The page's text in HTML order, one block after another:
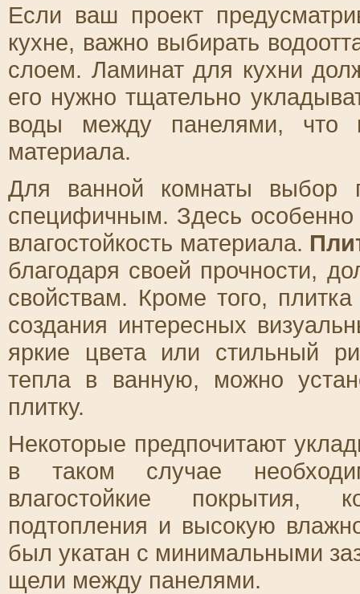
Если ваш проект
кухне, важно выбирать
слоем. Ламинат для кухни
его нужно тщательно
воды между панелями, что
материала.
Для ванной комнаты выбор
специфичным. Здесь особенно
влагостойкость материала.
благодаря своей прочности,
свойствам. Кроме того,
создания интересных
яркие цвета или стильный
тепла в ванную, можно
плитку.
Некоторые предпочитают
в таком случае
влагостойкие покрытия,
подтопления и высокую
был укатан с минимальными
щели между панелями.